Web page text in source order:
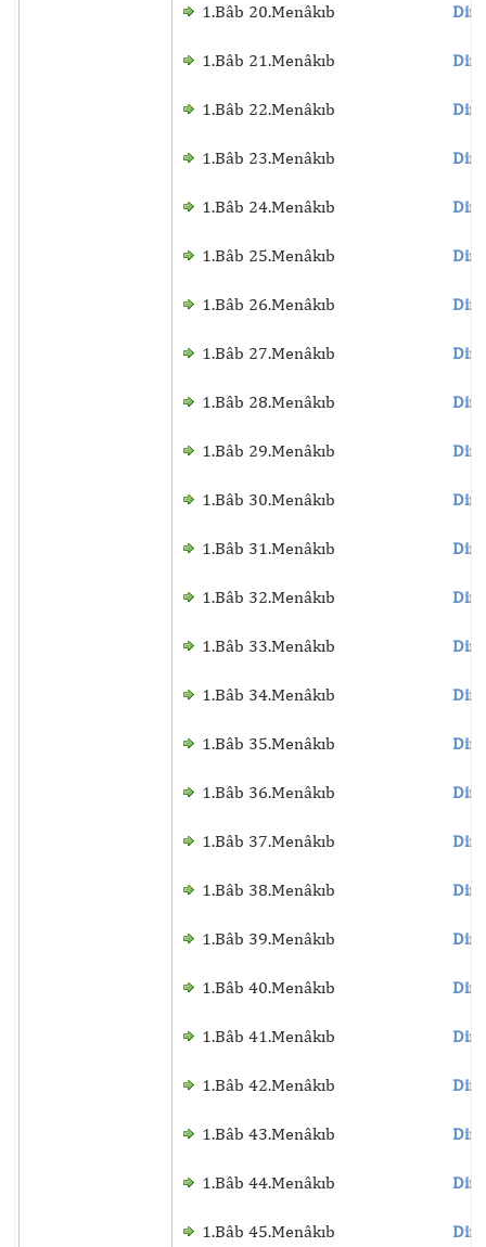
1.Bâb 20.Menâkıb
1.Bâb 21.Menâkıb
1.Bâb 22.Menâkıb
1.Bâb 23.Menâkıb
1.Bâb 24.Menâkıb
1.Bâb 25.Menâkıb
1.Bâb 26.Menâkıb
1.Bâb 27.Menâkıb
1.Bâb 28.Menâkıb
1.Bâb 29.Menâkıb
1.Bâb 30.Menâkıb
1.Bâb 31.Menâkıb
1.Bâb 32.Menâkıb
1.Bâb 33.Menâkıb
1.Bâb 34.Menâkıb
1.Bâb 35.Menâkıb
1.Bâb 36.Menâkıb
1.Bâb 37.Menâkıb
1.Bâb 38.Menâkıb
1.Bâb 39.Menâkıb
1.Bâb 40.Menâkıb
1.Bâb 41.Menâkıb
1.Bâb 42.Menâkıb
1.Bâb 43.Menâkıb
1.Bâb 44.Menâkıb
1.Bâb 45.Menâkıb